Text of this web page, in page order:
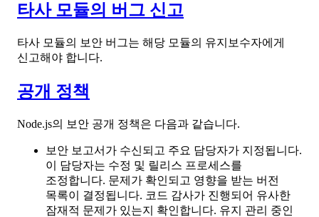
타사 모듈의 버그 신고
타사 모듈의 보안 버그는 해당 모듈의 유지보수자에게
신고해야 합니다.
공개 정책
Node.js의 보안 공개 정책은 다음과 같습니다.
보안 보고서가 수신되고 주요 담당자가 지정됩니다.
이 담당자는 수정 및 릴리스 프로세스를
조정합니다. 문제가 확인되고 영향을 받는 버전
목록이 결정됩니다. 코드 감사가 진행되어 유사한
잠재적 문제가 있는지 확인합니다. 유지 관리 중인